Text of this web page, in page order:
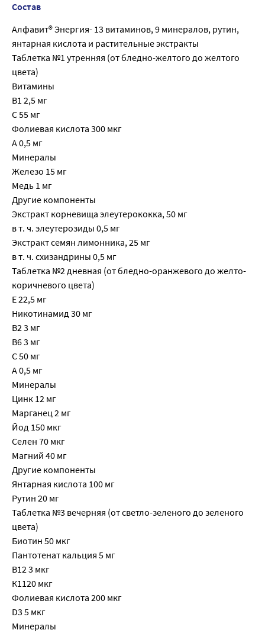
Состав
Алфавит® Энергия- 13 витаминов, 9 минералов, рутин,
янтарная кислота и растительные экстракты
Таблетка №1 утренняя (от бледно-желтого до желтого
цвета)
Витамины
B1 2,5 мг
C 55 мг
Фолиевая кислота 300 мкг
A 0,5 мг
Минералы
Железо 15 мг
Медь 1 мг
Другие компоненты
Экстракт корневища элеутерококка, 50 мг
в т. ч. элеутерозиды 0,5 мг
Экстракт семян лимонника, 25 мг
в т. ч. схизандрины 0,5 мг
Таблетка №2 дневная (от бледно-оранжевого до желто-
коричневого цвета)
Е 22,5 мг
Никотинамид 30 мг
В2 3 мг
В6 3 мг
С 50 мг
А 0,5 мг
Минералы
Цинк 12 мг
Марганец 2 мг
Йод 150 мкг
Селен 70 мкг
Магний 40 мг
Другие компоненты
Янтарная кислота 100 мг
Рутин 20 мг
Таблетка №3 вечерняя (от светло-зеленого до зеленого
цвета)
Биотин 50 мкг
Пантотенат кальция 5 мг
В12 3 мкг
К1120 мкг
Фолиевая кислота 200 мкг
D3 5 мкг
Минералы